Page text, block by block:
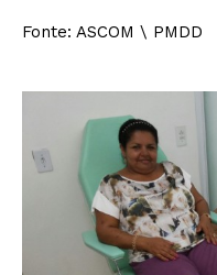
Fonte: ASCOM \ PMDD